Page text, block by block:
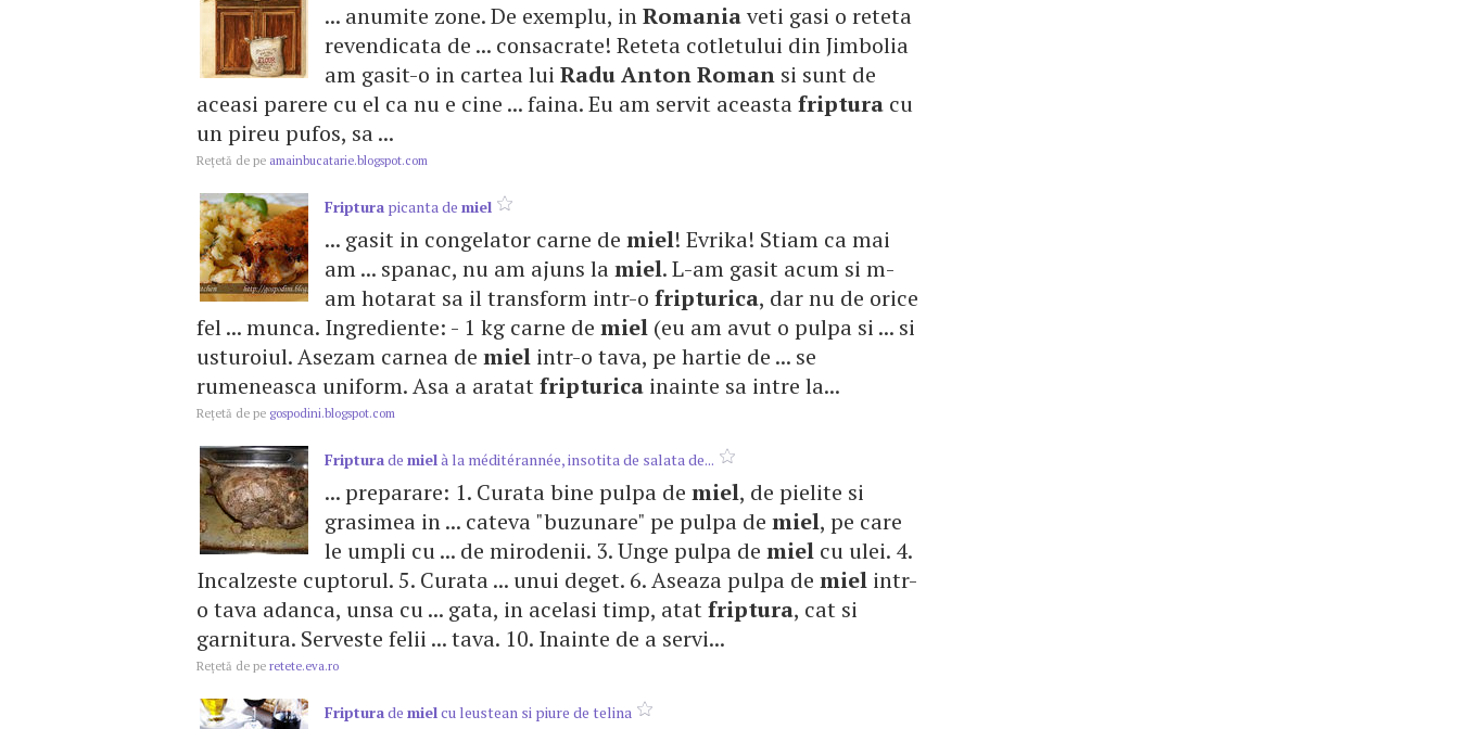
... anumite zone. De exemplu, inRomaniaveti gasi o reteta
revendicata de ... consacrate! Reteta cotletului din Jimbolia
am gasit-o in cartea lui RaduAntonRoman si sunt de
aceasi parere cu el ca nu e cine ... faina. Eu am servit aceastafriptura cu
un pireu pufos, sa ...
Reţetă de pe amainbucatarie.blogspot.com
Friptura picanta de miel
... gasit in congelator carne de miel! Evrika! Stiam ca mai
am ... spanac, nu am ajuns lamiel. L-am gasit acum si m-
am hotarat sa il transform intr-o fripturica, dar nu de orice
fel ... munca. Ingrediente: - 1 kg carne de miel (eu am avut o pulpa si ... si
usturoiul. Asezam carnea de miel intr-o tava, pe hartie de ... se
rumeneasca uniform. Asa a aratatfripturica inainte sa intre la...
Reţetă de pe gospodini.blogspot.com
Fripturade mielà la méditérannée, insotita de salata de...
... preparare: 1. Curata bine pulpa de miel, de pielite si
grasimea in ... cateva "buzunare" pe pulpa de miel, pe care
le umpli cu ... de mirodenii. 3. Unge pulpa de miel cu ulei. 4.
Incalzeste cuptorul. 5. Curata ... unui deget. 6. Aseaza pulpa de miel intr-
o tava adanca, unsa cu ... gata, in acelasi timp, atatfriptura, cat si
garnitura. Serveste felii ... tava. 10. Inainte de a servi...
Reţetă de pe retete.eva.ro
Fripturade mielcu leustean si piure de telina